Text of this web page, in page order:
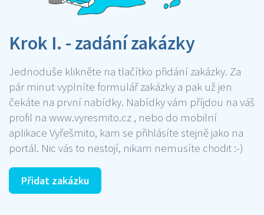
Krok I. - zadání zakázky
Jednoduše klikněte na tlačítko přidání zakázky. Za
pár minut vyplníte formulář zakázky a pak už jen
čekáte na první nabídky. Nabídky vám příjdou na váš
profil na www.vyresmito.cz , nebo do mobilní
aplikace Vyřešmito, kam se přihlásíte stejně jako na
portál. Nic vás to nestojí, nikam nemusíte chodit :-)
Přidat zakázku